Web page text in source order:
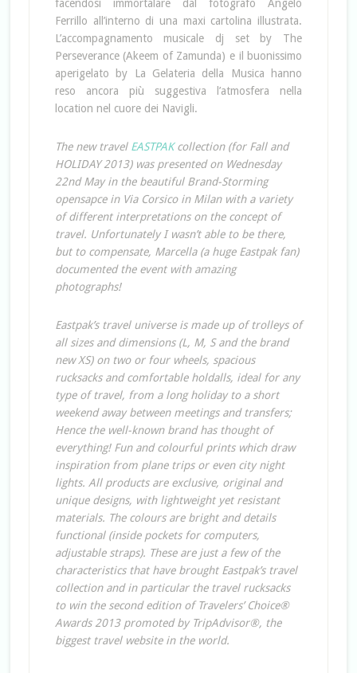
facendosi immortalare dal fotografo Angelo
Ferrillo all’interno di una maxi cartolina illustrata.
L’accompagnamento musicale dj set by The
Perseverance (Akeem of Zamunda) e il buonissimo
aperigelato by La Gelateria della Musica hanno
reso ancora più suggestiva l’atmosfera nella
location nel cuore dei Navigli.
The new travel EASTPAKcollection (for Fall and
HOLIDAY 2013) was presented on Wednesday
22nd May in the beautiful Brand-Storming
opensapce in Via Corsico in Milan with a variety
of different interpretations on the concept of
travel. Unfortunately I wasn’t able to be there,
but to compensate, Marcella (a huge Eastpak fan)
documented the event with amazing
photographs!
Eastpak’s travel universe is made up of trolleys of
all sizes and dimensions (L, M, S and the brand
new XS) on two or four wheels, spacious
rucksacks and comfortable holdalls, ideal for any
type of travel, from a long holiday to a short
weekend away between meetings and transfers;
Hence the well-known brand has thought of
everything! Fun and colourful prints which draw
inspiration from plane trips or even city night
lights. All products are exclusive, original and
unique designs, with lightweight yet resistant
materials. The colours are bright and details
functional (inside pockets for computers,
adjustable straps). These are just a few of the
characteristics that have brought Eastpak’s travel
collection and in particular the travel rucksacks
to win the second edition of Travelers’ Choice®
Awards 2013 promoted by TripAdvisor®, the
biggest travel website in the world.